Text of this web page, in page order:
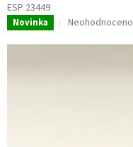
ESP 23449
Novinka
Průměrné
produktu
Neohodnoceno